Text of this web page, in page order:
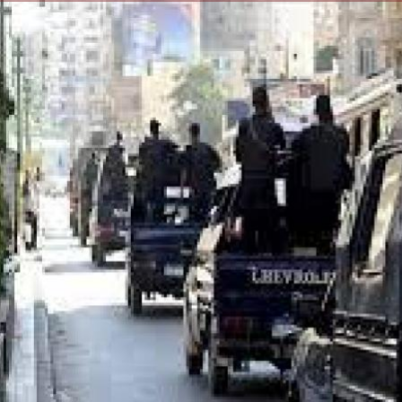
إلهام شرشر تكتب: دي مبقتش كورة..
دي سياسة
الكاتبة إلهام شرشر تهنئ الرئيس
السيسي بعيد ميلاده وتُشيد بجهوده
في بناء الدولة